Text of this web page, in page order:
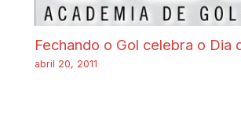
Fechando o Gol celebra o Dia
abril 20, 2011